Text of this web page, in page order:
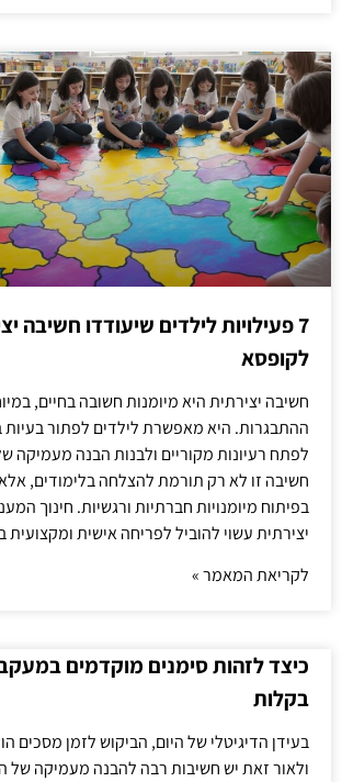
7 פעילויות לילדים שיעודדו חשיבה
לקופסא
חשיבה יצירתית היא מיומנות חשובה בחיים,
ההתבגרות. היא מאפשרת לילדים לפתור בעיות
לפתח רעיונות מקוריים ולבנות הבנה מעמיקה
חשיבה זו לא רק תורמת להצלחה בלימודים,
בפיתוח מיומנויות חברתיות ורגשיות. חינוך
יצירתית עשוי להוביל לפריחה אישית ומקצועית
לקריאת המאמר »
כיצד לזהות סימנים מוקדמים
בקלות
בעידן הדיגיטלי של היום, הביקוש לזמן מסכים
ולאור זאת יש חשיבות רבה להבנה מעמיקה של